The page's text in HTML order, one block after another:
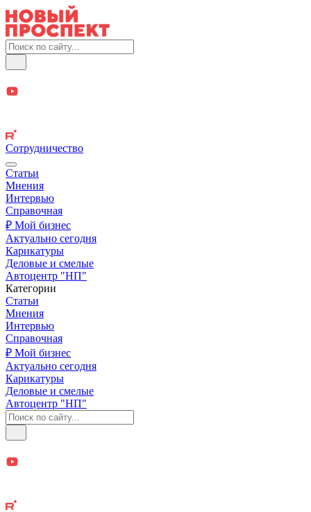
Сотрудничество
Статьи
Мнения
Интервью
Справочная
₽ Мой бизнес
Актуально сегодня
Карикатуры
Деловые и смелые
Автоцентр "НП"
Категории
Статьи
Мнения
Интервью
Справочная
₽ Мой бизнес
Актуально сегодня
Карикатуры
Деловые и смелые
Автоцентр "НП"